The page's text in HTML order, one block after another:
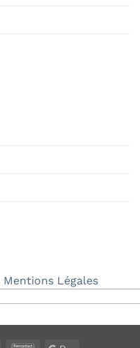
Mentions Légales